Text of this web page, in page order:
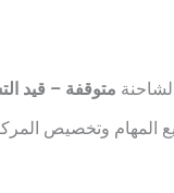
متوقفة – قيد
المهام وتخصيص